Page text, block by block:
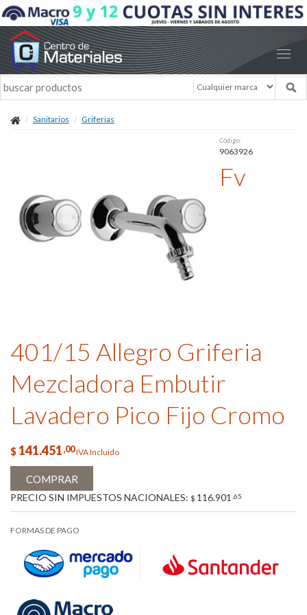
Sanitarios Griferias
Código:
9063926
Fv
401/15 Allegro Griferia
Mezcladora Embutir
Lavadero Pico Fijo Cromo
$ 141.451 ,00IVA Incluido
COMPRAR
PRECIO SIN IMPUESTOS NACIONALES: $ 116.901 ,65
FORMAS DE PAGO